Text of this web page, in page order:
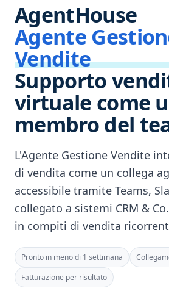
AgentHouse
Agente
Vendite
Supporto
virtuale come
membro del
L'Agente Gestione Vendite
di vendita come un collega
accessibile tramite Teams,
collegato a sistemi CRM &
in compiti di vendita
Pronto in meno di 1 settimana
Fatturazione per risultato